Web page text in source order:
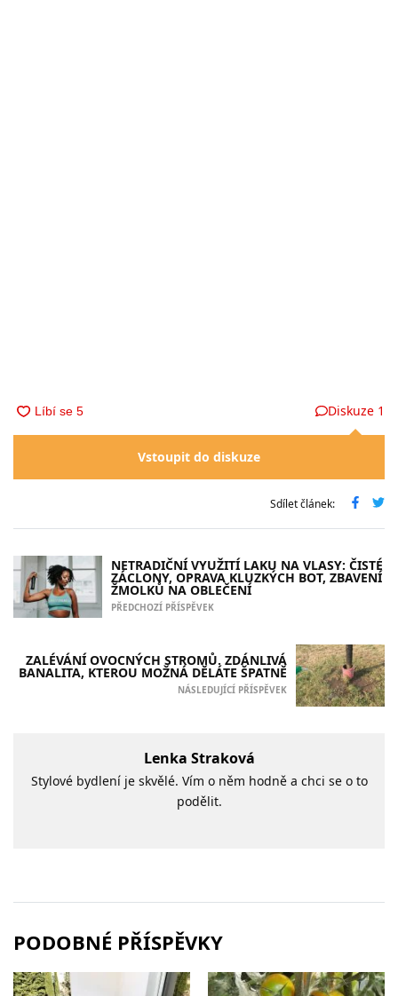
Diskuze 1
Vstoupit do diskuze
Sdílet článek:
NETRADIČNÍ VYUŽITÍ LAKU NA VLASY: ČISTÉ
ZÁCLONY, OPRAVA KLUZKÝCH BOT, ZBAVENÍ
ŽMOLKŮ NA OBLEČENÍ
PŘEDCHOZÍ PŘÍSPĚVEK
ZALÉVÁNÍ OVOCNÝCH STROMŮ. ZDÁNLIVÁ
BANALITA, KTEROU MOŽNÁ DĚLÁTE ŠPATNĚ
NÁSLEDUJÍCÍ PŘÍSPĚVEK
Lenka Straková
Stylové bydlení je skvělé. Vím o něm hodně a chci se o to
podělit.
PODOBNÉ PŘÍSPĚVKY